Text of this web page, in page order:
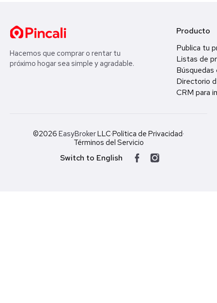
Hacemos que comprar o rentar tu
próximo hogar sea simple y agradable.
Producto
Publica tu
Listas de
Búsquedas
Directorio
CRM para
©2026 EasyBrokerLLC·Política de Privacidad·
Términos del Servicio
Switch to English